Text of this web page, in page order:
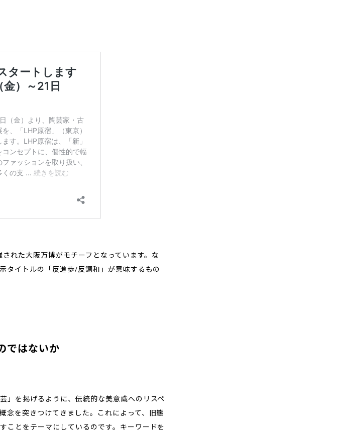
れた大阪万博がモチーフとなっています。な
タイトルの「反進歩/反調和」が意味するもの
ではないか
」を掲げるように、伝統的な美意識へのリスペ
念を突きつけてきました。これによって、旧態
ことをテーマにしているのです。キーワードを